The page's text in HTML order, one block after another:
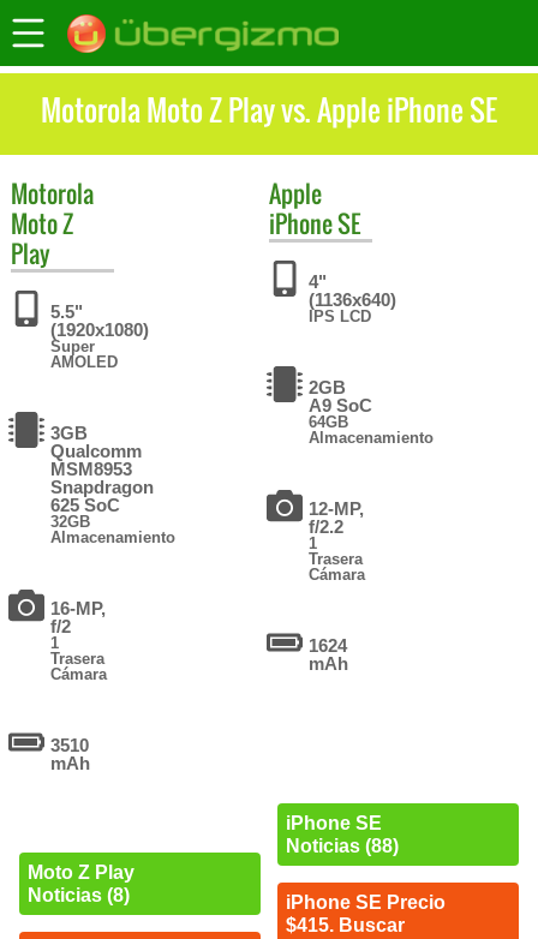
Motorola Moto Z Play vs. Apple iPhone SE
Motorola
Moto Z
Play
5.5"
(1920x1080)
Super
AMOLED
3GB
Qualcomm
MSM8953
Snapdragon
625 SoC
32GB
Almacenamiento
16-MP,
f/2
1
Trasera
Cámara
3510
mAh
Moto Z Play
Noticias (8)
Apple
iPhone SE
4"
(1136x640)
IPS LCD
2GB
A9 SoC
64GB
Almacenamiento
12-MP,
f/2.2
1
Trasera
Cámara
1624
mAh
iPhone SE
Noticias (88)
iPhone SE Precio
$415. Buscar